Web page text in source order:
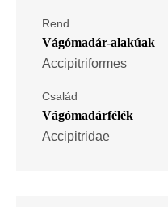
Rend
Vágómadár-alakúak
Accipitriformes
Család
Vágómadárfélék
Accipitridae